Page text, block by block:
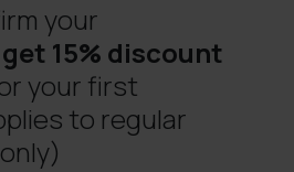
your
get 15% discount
your first
to regular